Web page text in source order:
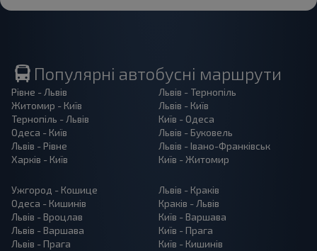
Популярні автобусні маршрути
Рівне - Львів
Житомир - Київ
Тернопіль - Львів
Одеса - Київ
Львів - Рівне
Харків - Київ
Львів - Тернопіль
Львів - Київ
Київ - Одеса
Львів - Буковель
Львів - Івано-Франківськ
Київ - Житомир
Ужгород - Кошице
Одеса - Кишинів
Львів - Вроцлав
Львів - Варшава
Львів - Прага
Львів - Краків
Краків - Львів
Київ - Варшава
Київ - Прага
Київ - Кишинів